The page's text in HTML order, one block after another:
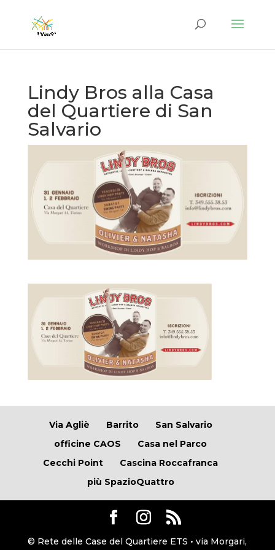
Lindy Bros alla Casa
del Quartiere di San
Salvario
Via Agliè Barrito
San Salvario
officine CAOS
Casa nel Parco
Cecchi Point
Cascina Roccafranca
più SpazioQuattro
© Rete delle Case del Quartiere ETS • via Morgari,